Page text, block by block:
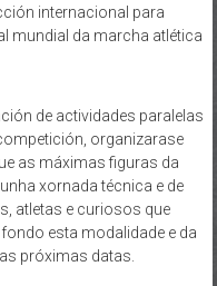
internacional para
mundial da marcha atlética
de actividades paralelas
organizarase
as máximas figuras da
xornada técnica e de
atletas e curiosos que
esta modalidade e da
próximas datas.